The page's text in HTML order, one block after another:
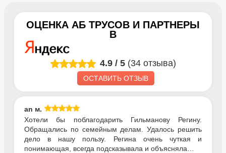
ОЦЕНКА АБ ТРУСОВ И ПАРТНЕРЫ
В
4.9 / 5 (34 отзыва)
ОСТАВИТЬ ОТЗЫВ
an м.
Хотели бы поблагодарить Гильманову Регину.
Обращались по семейным делам. Удалось решить
дело в нашу пользу. Регина очень чуткая и
понимающая, всегда подсказывала и объясняла…